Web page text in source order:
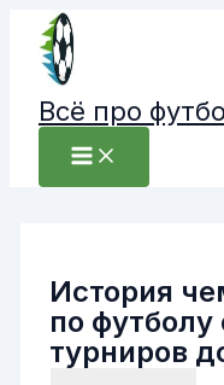
Перейти
содержимому
Всё про
История
по
турниров